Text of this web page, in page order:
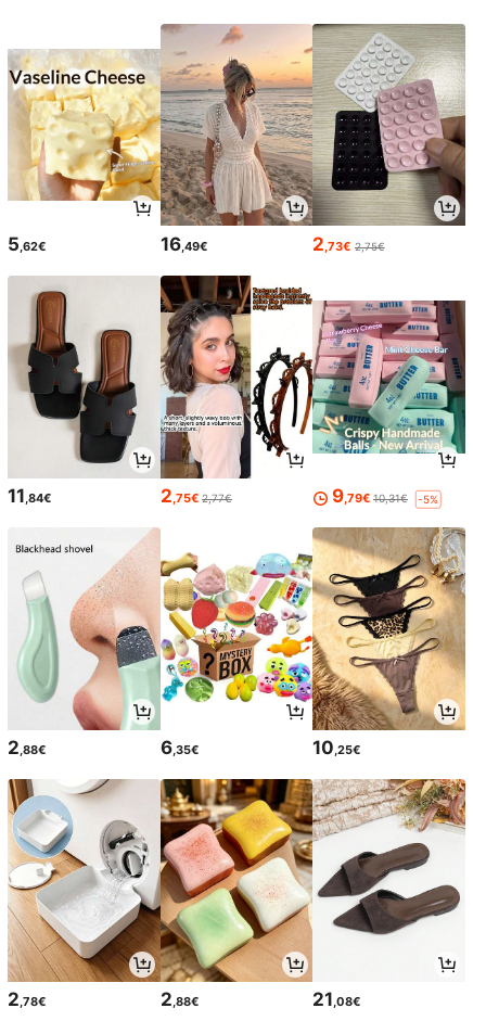
5 ,62€ 16,49€ 2 ,73€ 2,75€
11,84€ 2,75€ 2,77€ 9,79€ 10,31€ -5%
2,88€ 6,35€ 10,25€
2,78€ 2,88€ 21,08€